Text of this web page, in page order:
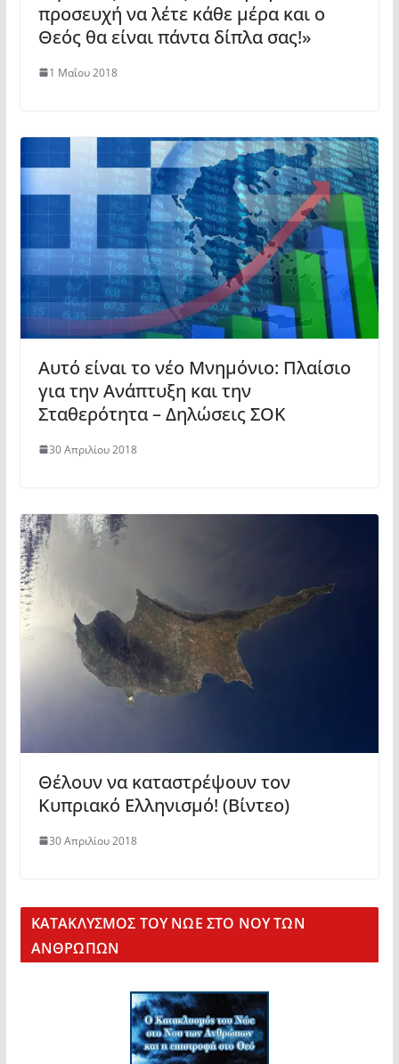
προσευχή να λέτε κάθε μέρα και ο
Θεός θα είναι πάντα δίπλα σας!»
1 Μαΐου 2018
Αυτό είναι το νέο Μνημόνιο: Πλαίσιο
για την Ανάπτυξη και την
Σταθερότητα – Δηλώσεις ΣΟΚ
30 Απριλίου 2018
Θέλουν να καταστρέψουν τον
Κυπριακό Ελληνισμό! (Βίντεο)
30 Απριλίου 2018
KΑΤΑΚΛΥΣΜΟΣ ΤΟΥ ΝΩΕ ΣΤΟ ΝΟΥ ΤΩΝ
ΑΝΘΡΩΠΩΝ